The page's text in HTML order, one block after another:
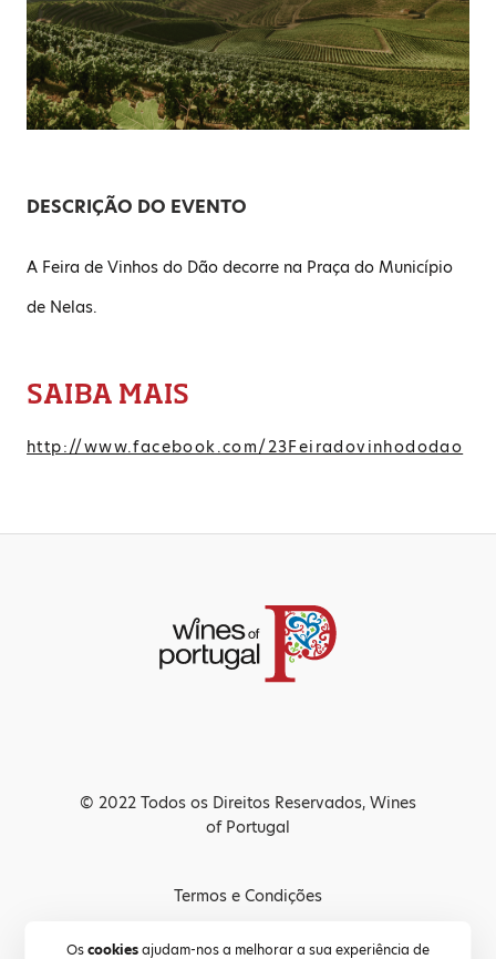
DESCRIÇÃO DO EVENTO
A Feira de Vinhos do Dão decorre na Praça do Município
de Nelas.
SAIBA MAIS
http://www.facebook.com/23Feiradovinhododao
Oscookiesajudam-nos a melhorar a sua experiência de
© 2022 Todos os Direitos Reservados, Wines
of Portugal
Termos e Condições
Política de Privacidade